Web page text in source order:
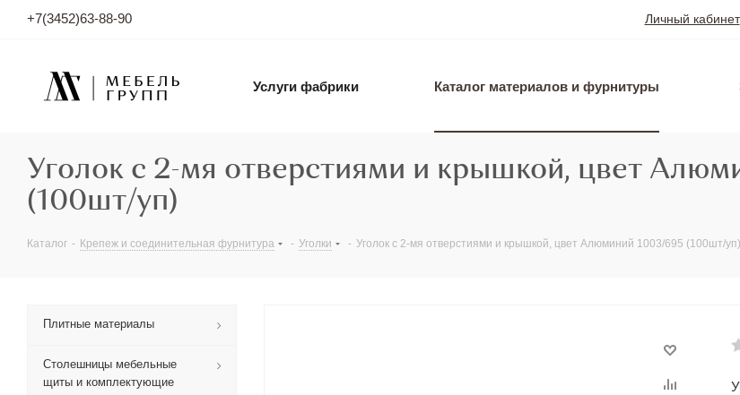
+7(3452)63-88-90 Личный кабинет
Услуги фабрики Каталог материалов и фурнитуры
Уголок с 2-мя отверстиями и крышкой, цвет
(100шт/уп)
Каталог - Крепеж и соединительная фурнитура - Уголки - Уголок с 2-мя отверстиями и крышкой, цвет Алюминий 1003/695 (100шт/уп)
Плитные материалы
Столешницы мебельные
щиты и комплектующие